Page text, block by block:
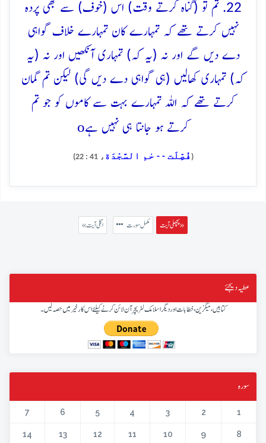
22. تم تو (گناہ کرتے وقت) اس (خوف) سے بھی پردہ
نہیں کرتے تھے کہ تمہارے کان تمہارے خلاف گواہی
دے دیں گے اور نہ (یہ کہ) تمہاری آنکھیں اور نہ (یہ
کہ) تمہاری کھالیں (ہی گواہی دے دیں گی) لیکن تم گمان
کرتے تھے کہ اللہ تمہارے بہت سے کاموں کو جو تم
کرتے ہو جانتا ہی نہیں ہےo
( فُصِّلَت - - حٰم السَّجْدَة ، 41 : 22)
پچھلی آیت » مکمل سورت « اگلی آیت
عطیہ دیجئے
کتابیں، میگزین، خطابات اور دیگر اسلامک لٹریچر آن لائن کرنے کیلئے اس کار خیر میں حصہ لیں۔
سورہ
1
2
3
4
5
6
7
8
9
10
11
12
13
14